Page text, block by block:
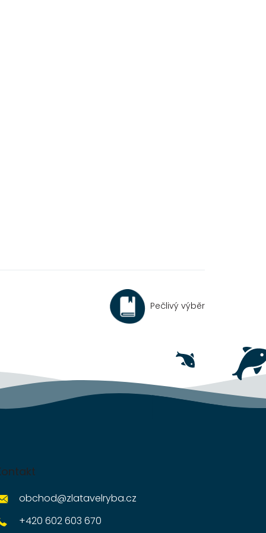
Pečlivý výběr
obchod@zlatavelryba.cz
+420 602 603 670